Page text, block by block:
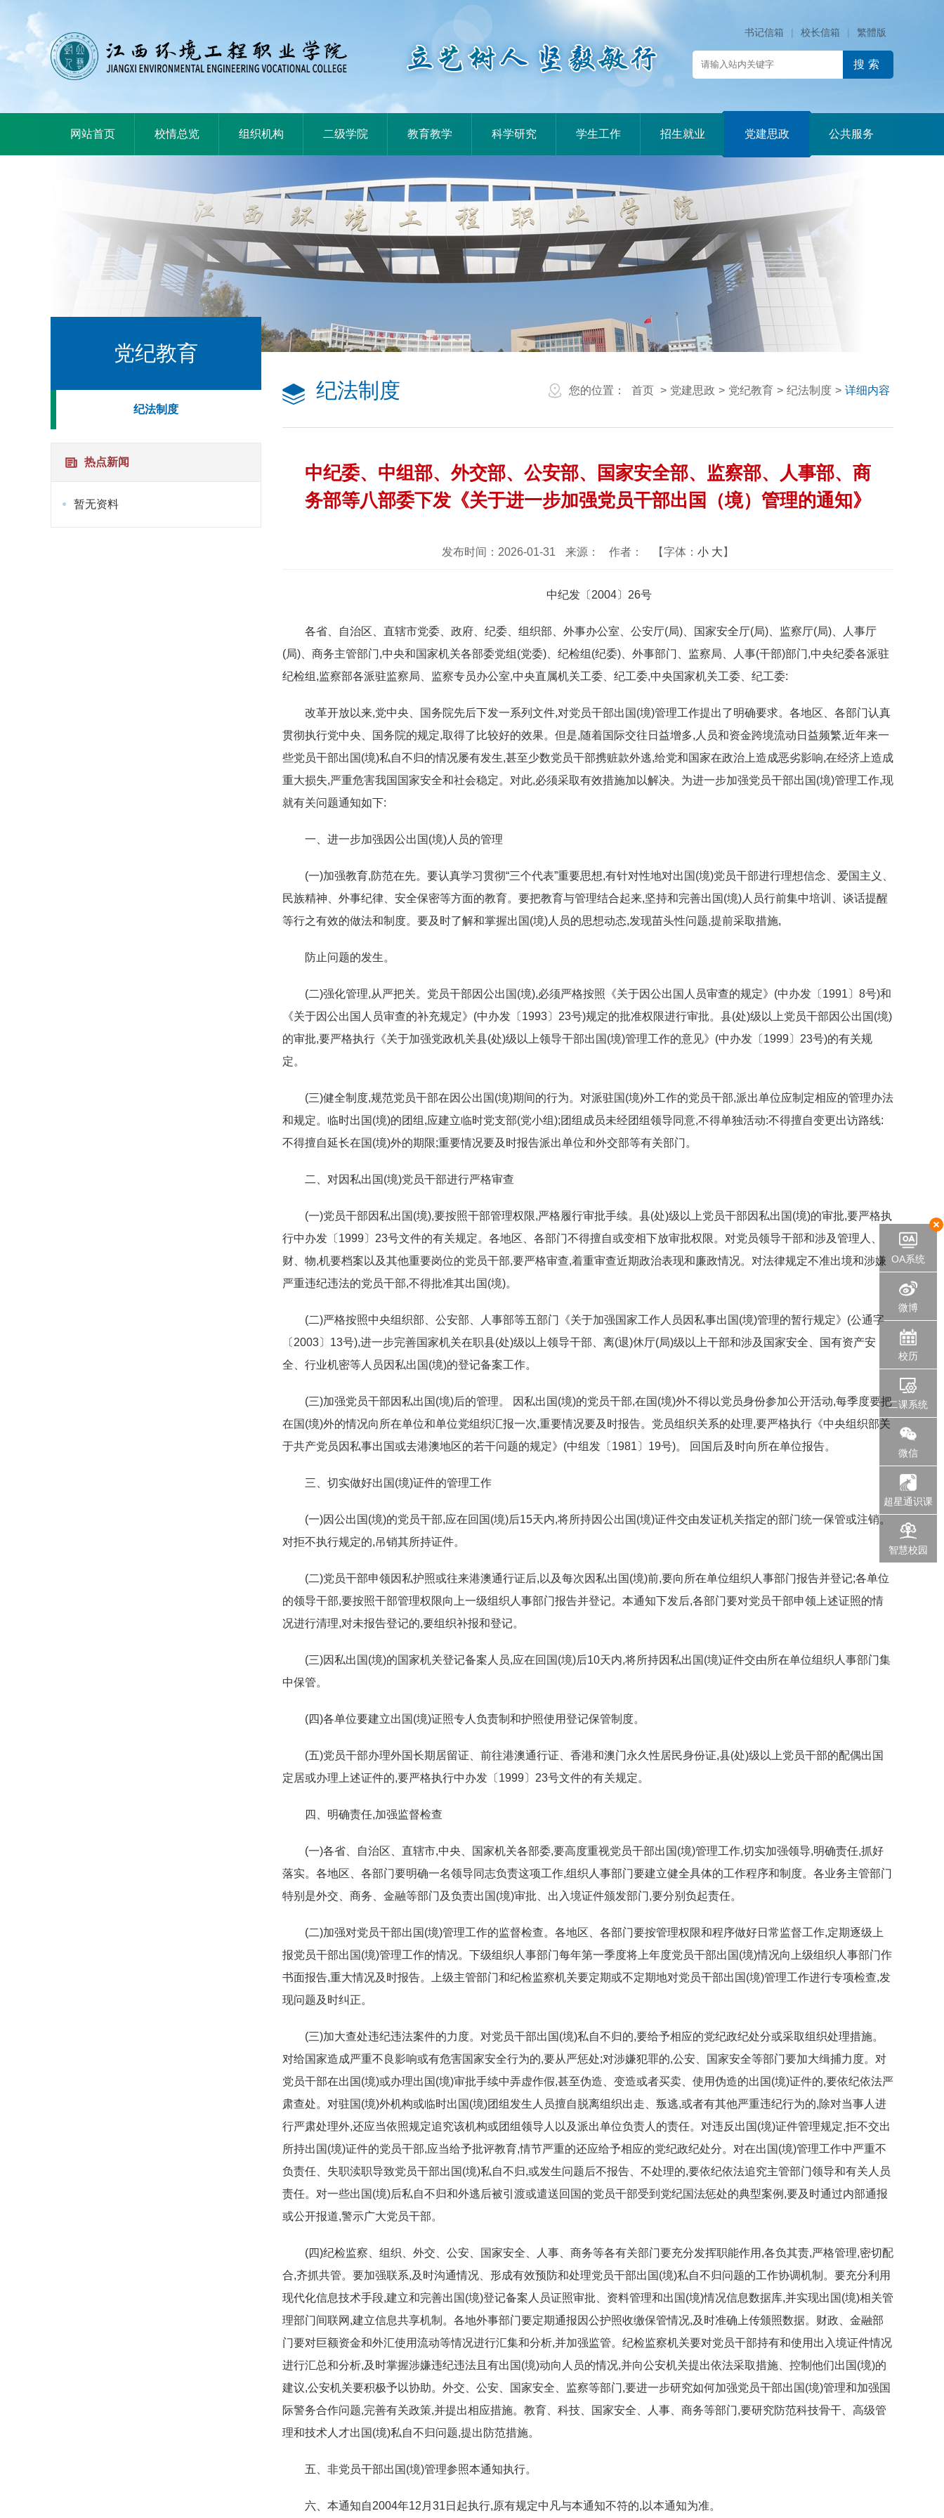
书记信箱 | 校长信箱 | 繁體版
网站首页 校情总览 组织机构 二级学院 教育教学 科学研究 学生工作 招生就业 党建思政 公共服务
党纪教育
纪法制度
热点新闻
暂无资料
您的位置： 首页 > 党建思政 > 党纪教育 > 纪法制度 > 详细内容
纪法制度
中纪委、中组部、外交部、公安部、国家安全部、监察部、人事部、商
务部等八部委下发《关于进一步加强党员干部出国（境）管理的通知》
发布时间：2026-01-31 来源： 作者： 【字体： 小 大 】
中纪发〔2004〕26号
各省、自治区、直辖市党委、政府、纪委、组织部、外事办公室、公安厅(局)、国家安全厅(局)、监察厅(局)、人事厅
(局)、商务主管部门,中央和国家机关各部委党组(党委)、纪检组(纪委)、外事部门、监察局、人事(干部)部门,中央纪委各派驻
纪检组,监察部各派驻监察局、监察专员办公室,中央直属机关工委、纪工委,中央国家机关工委、纪工委:
改革开放以来,党中央、国务院先后下发一系列文件,对党员干部出国(境)管理工作提出了明确要求。各地区、各部门认真
贯彻执行党中央、国务院的规定,取得了比较好的效果。但是,随着国际交往日益增多,人员和资金跨境流动日益频繁,近年来一
些党员干部出国(境)私自不归的情况屡有发生,甚至少数党员干部携赃款外逃,给党和国家在政治上造成恶劣影响,在经济上造成
重大损失,严重危害我国国家安全和社会稳定。对此,必须采取有效措施加以解决。为进一步加强党员干部出国(境)管理工作,现
就有关问题通知如下:
一、进一步加强因公出国(境)人员的管理
(一)加强教育,防范在先。要认真学习贯彻“三个代表”重要思想,有针对性地对出国(境)党员干部进行理想信念、爱国主义、
民族精神、外事纪律、安全保密等方面的教育。要把教育与管理结合起来,坚持和完善出国(境)人员行前集中培训、谈话提醒
等行之有效的做法和制度。要及时了解和掌握出国(境)人员的思想动态,发现苗头性问题,提前采取措施,
防止问题的发生。
(二)强化管理,从严把关。党员干部因公出国(境),必须严格按照《关于因公出国人员审查的规定》(中办发〔1991〕8号)和
《关于因公出国人员审查的补充规定》(中办发〔1993〕23号)规定的批准权限进行审批。县(处)级以上党员干部因公出国(境)
的审批,要严格执行《关于加强党政机关县(处)级以上领导干部出国(境)管理工作的意见》(中办发〔1999〕23号)的有关规
定。
(三)健全制度,规范党员干部在因公出国(境)期间的行为。对派驻国(境)外工作的党员干部,派出单位应制定相应的管理办法
和规定。临时出国(境)的团组,应建立临时党支部(党小组);团组成员未经团组领导同意,不得单独活动:不得擅自变更出访路线:
不得擅自延长在国(境)外的期限;重要情况要及时报告派出单位和外交部等有关部门。
二、对因私出国(境)党员干部进行严格审查
(一)党员干部因私出国(境),要按照干部管理权限,严格履行审批手续。县(处)级以上党员干部因私出国(境)的审批,要严格执
行中办发〔1999〕23号文件的有关规定。各地区、各部门不得擅自或变相下放审批权限。对党员领导干部和涉及管理人、
财、物,机要档案以及其他重要岗位的党员干部,要严格审查,着重审查近期政治表现和廉政情况。对法律规定不准出境和涉嫌
严重违纪违法的党员干部,不得批准其出国(境)。
(二)严格按照中央组织部、公安部、人事部等五部门《关于加强国家工作人员因私事出国(境)管理的暂行规定》(公通字
〔2003〕13号),进一步完善国家机关在职县(处)级以上领导干部、离(退)休厅(局)级以上干部和涉及国家安全、国有资产安
全、行业机密等人员因私出国(境)的登记备案工作。
(三)加强党员干部因私出国(境)后的管理。 因私出国(境)的党员干部,在国(境)外不得以党员身份参加公开活动,每季度要把
在国(境)外的情况向所在单位和单位党组织汇报一次,重要情况要及时报告。党员组织关系的处理,要严格执行《中央组织部关
于共产党员因私事出国或去港澳地区的若干问题的规定》(中组发〔1981〕19号)。 回国后及时向所在单位报告。
三、切实做好出国(境)证件的管理工作
(一)因公出国(境)的党员干部,应在回国(境)后15天内,将所持因公出国(境)证件交由发证机关指定的部门统一保管或注销。
对拒不执行规定的,吊销其所持证件。
(二)党员干部申领因私护照或往来港澳通行证后,以及每次因私出国(境)前,要向所在单位组织人事部门报告并登记;各单位
的领导干部,要按照干部管理权限向上一级组织人事部门报告并登记。本通知下发后,各部门要对党员干部申领上述证照的情
况进行清理,对未报告登记的,要组织补报和登记。
(三)因私出国(境)的国家机关登记备案人员,应在回国(境)后10天内,将所持因私出国(境)证件交由所在单位组织人事部门集
中保管。
(四)各单位要建立出国(境)证照专人负责制和护照使用登记保管制度。
(五)党员干部办理外国长期居留证、前往港澳通行证、香港和澳门永久性居民身份证,县(处)级以上党员干部的配偶出国
定居或办理上述证件的,要严格执行中办发〔1999〕23号文件的有关规定。
四、明确责任,加强监督检查
(一)各省、自治区、直辖市,中央、国家机关各部委,要高度重视党员干部出国(境)管理工作,切实加强领导,明确责任,抓好
落实。各地区、各部门要明确一名领导同志负责这项工作,组织人事部门要建立健全具体的工作程序和制度。各业务主管部门
特别是外交、商务、金融等部门及负责出国(境)审批、出入境证件颁发部门,要分别负起责任。
(二)加强对党员干部出国(境)管理工作的监督检查。各地区、各部门要按管理权限和程序做好日常监督工作,定期逐级上
报党员干部出国(境)管理工作的情况。下级组织人事部门每年第一季度将上年度党员干部出国(境)情况向上级组织人事部门作
书面报告,重大情况及时报告。上级主管部门和纪检监察机关要定期或不定期地对党员干部出国(境)管理工作进行专项检查,发
现问题及时纠正。
(三)加大查处违纪违法案件的力度。对党员干部出国(境)私自不归的,要给予相应的党纪政纪处分或采取组织处理措施。
对给国家造成严重不良影响或有危害国家安全行为的,要从严惩处;对涉嫌犯罪的,公安、国家安全等部门要加大缉捕力度。对
党员干部在出国(境)或办理出国(境)审批手续中弄虚作假,甚至伪造、变造或者买卖、使用伪造的出国(境)证件的,要依纪依法严
肃查处。对驻国(境)外机构或临时出国(境)团组发生人员擅自脱离组织出走、叛逃,或者有其他严重违纪行为的,除对当事人进
行严肃处理外,还应当依照规定追究该机构或团组领导人以及派出单位负责人的责任。对违反出国(境)证件管理规定,拒不交出
所持出国(境)证件的党员干部,应当给予批评教育,情节严重的还应给予相应的党纪政纪处分。对在出国(境)管理工作中严重不
负责任、失职渎职导致党员干部出国(境)私自不归,或发生问题后不报告、不处理的,要依纪依法追究主管部门领导和有关人员
责任。对一些出国(境)后私自不归和外逃后被引渡或遣送回国的党员干部受到党纪国法惩处的典型案例,要及时通过内部通报
或公开报道,警示广大党员干部。
(四)纪检监察、组织、外交、公安、国家安全、人事、商务等各有关部门要充分发挥职能作用,各负其责,严格管理,密切配
合,齐抓共管。要加强联系,及时沟通情况、形成有效预防和处理党员干部出国(境)私自不归问题的工作协调机制。要充分利用
现代化信息技术手段,建立和完善出国(境)登记备案人员证照审批、资料管理和出国(境)情况信息数据库,并实现出国(境)相关管
理部门间联网,建立信息共享机制。各地外事部门要定期通报因公护照收缴保管情况,及时准确上传颁照数据。财政、金融部
门要对巨额资金和外汇使用流动等情况进行汇集和分析,并加强监管。纪检监察机关要对党员干部持有和使用出入境证件情况
进行汇总和分析,及时掌握涉嫌违纪违法且有出国(境)动向人员的情况,并向公安机关提出依法采取措施、控制他们出国(境)的
建议,公安机关要积极予以协助。外交、公安、国家安全、监察等部门,要进一步研究如何加强党员干部出国(境)管理和加强国
际警务合作问题,完善有关政策,并提出相应措施。教育、科技、国家安全、人事、商务等部门,要研究防范科技骨干、高级管
理和技术人才出国(境)私自不归问题,提出防范措施。
五、非党员干部出国(境)管理参照本通知执行。
六、本通知自2004年12月31日起执行,原有规定中凡与本通知不符的,以本通知为准。
OA系统
微博
校历
二课系统
微信
超星通识课
智慧校园